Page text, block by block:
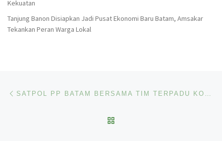
Kekuatan
Tanjung Banon Disiapkan Jadi Pusat Ekonomi Baru Batam, Amsakar
Tekankan Peran Warga Lokal
Navigasi pos